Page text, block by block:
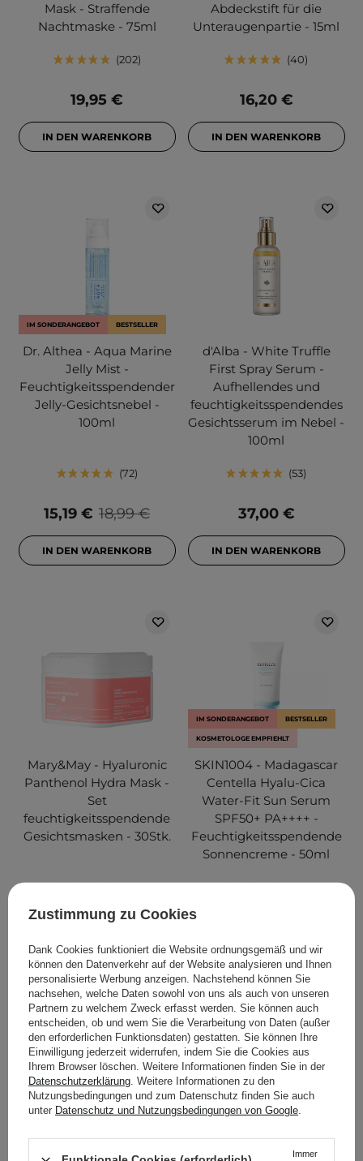
Mask - Straffende
Nachtmaske - 75ml
202
19,95 €
IN DEN WARENKORB
Abdeckstift für die
Unteraugenpartie - 15ml
40
16,20 €
IN DEN WARENKORB
IM SONDERANGEBOT BESTSELLER
Dr. Althea - Aqua Marine
Jelly Mist -
Feuchtigkeitsspendender
Jelly-Gesichtsnebel -
100ml
72
18,99 €
15,19 €
IN DEN WARENKORB
d'Alba - White Truffle
First Spray Serum -
Aufhellendes und
feuchtigkeitsspendendes
Gesichtsserum im Nebel -
100ml
53
37,00 €
IN DEN WARENKORB
Mary&May - Hyaluronic
Panthenol Hydra Mask -
Set
feuchtigkeitsspendende
Gesichtsmasken - 30Stk.
138
14,90 €
IN DEN WARENKORB
IM SONDERANGEBOT BESTSELLER
KOSMETOLOGE EMPFIEHLT
SKIN1004 - Madagascar
Centella Hyalu-Cica
Water-Fit Sun Serum
SPF50+ PA++++ -
Feuchtigkeitsspendende
Sonnencreme - 50ml
195
IN DEN WARENKORB
BESTSELLER
Zustimmung zu Cookies
Dank Cookies funktioniert die Website ordnungsgemäß und wir
können den Datenverkehr auf der Website analysieren und Ihnen
personalisierte Werbung anzeigen. Nachstehend können Sie
nachsehen, welche Daten sowohl von uns als auch von unseren
Partnern zu welchem Zweck erfasst werden. Sie können auch
entscheiden, ob und wem Sie die Verarbeitung von Daten (außer
den erforderlichen Funktionsdaten) gestatten. Sie können Ihre
Einwilligung jederzeit widerrufen, indem Sie die Cookies aus
Ihrem Browser löschen. Weitere Informationen finden Sie in der
Datenschutzerklärung . Weitere Informationen zu den
Nutzungsbedingungen und zum Datenschutz finden Sie auch
unter Datenschutz und Nutzungsbedingungen von Google
Immer